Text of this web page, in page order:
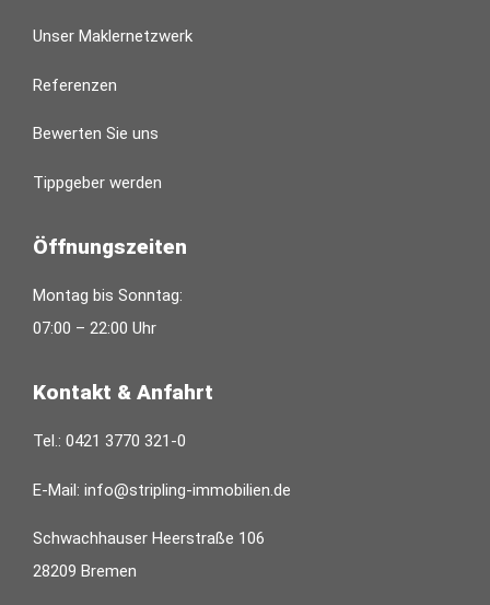
Unser Maklernetzwerk
Referenzen
Bewerten Sie uns
Tippgeber werden
Öffnungszeiten
Montag bis Sonntag:
07:00 – 22:00 Uhr
Kontakt & Anfahrt
Tel.: 0421 3770 321-0
E-Mail: info@stripling-immobilien.de
Schwachhauser Heerstraße 106
28209 Bremen